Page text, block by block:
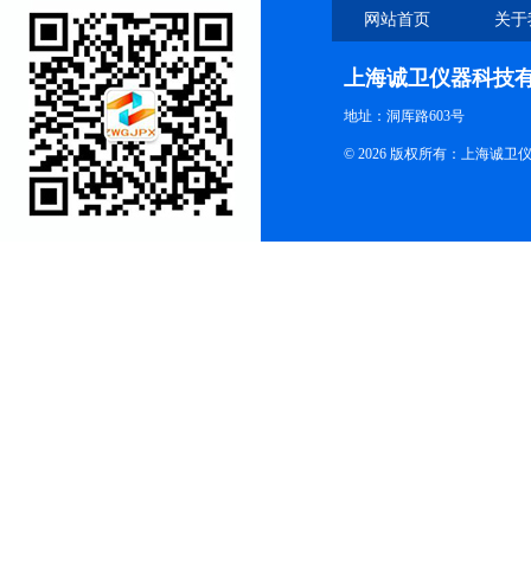
网站首页 关
上海诚卫仪器科技
地址：洞厍路603号
© 2026 版权所有：上海诚卫